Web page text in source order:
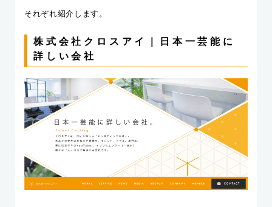
それぞれ紹介します。
株式会社クロスアイ｜日本一芸能に
詳しい会社